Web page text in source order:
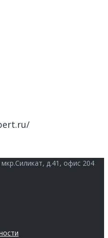
д.41, офис 204